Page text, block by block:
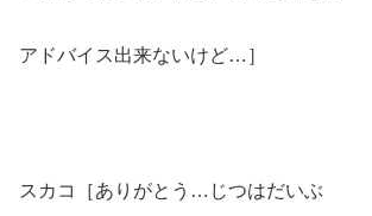
アドバイス出来ないけど…］
スカコ［ありがとう…じつはだいぶ